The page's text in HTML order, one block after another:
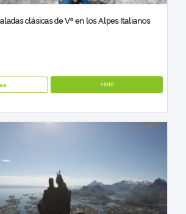
clásicas de Vº en los Alpes Italianos
+info